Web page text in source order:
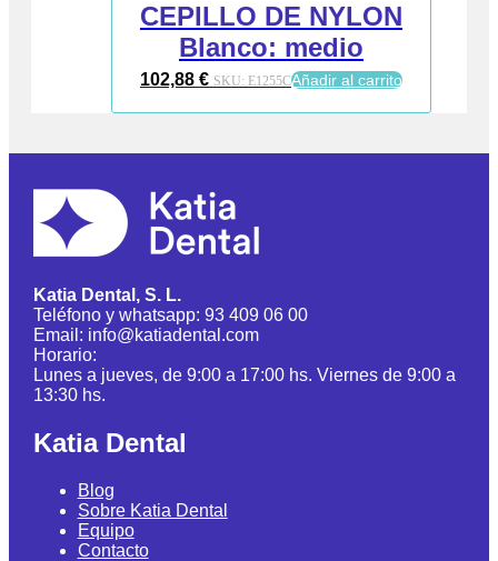
CEPILLO DE NYLON
Blanco: medio
102,88 € SKU: E1255CAñadir al carrito
Katia Dental, S. L.
Teléfono y whatsapp: 93 409 06 00
Email: info@katiadental.com
Horario:
Lunes a jueves, de 9:00 a 17:00 hs. Viernes de 9:00 a
13:30 hs.
Katia Dental
Blog
Sobre Katia Dental
Equipo
Contacto